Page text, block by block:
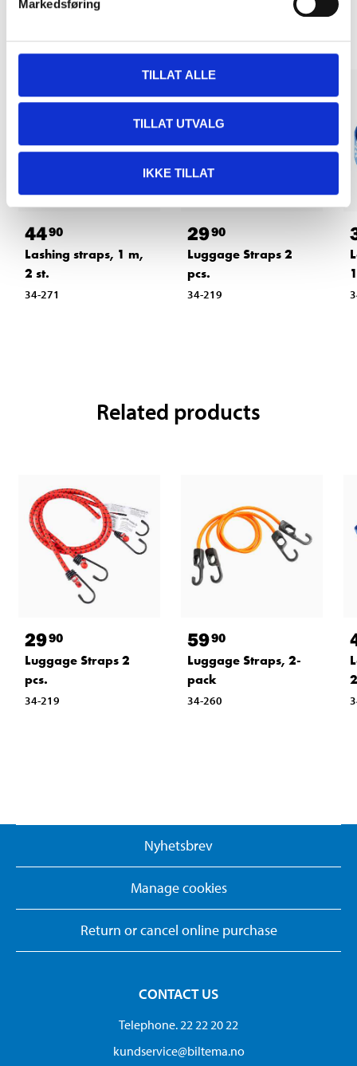
Markedsføring
TILLAT ALLE
TILLAT UTVALG
IKKE TILLAT
Other customers also bought
4490
Lashing straps, 1 m,
2 st.
34-271
2990
Luggage Straps 2
pcs.
34-219
Related products
2990
Luggage Straps 2
pcs.
34-219
5990
Luggage Straps, 2-
pack
34-260
Nyhetsbrev
Manage cookies
Return or cancel online purchase
CONTACT US
Telephone. 22 22 20 22
kundservice@biltema.no